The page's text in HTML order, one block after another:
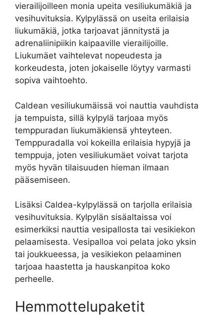
vierailijoilleen monia upeita vesiliukumäkiä ja
vesihuvituksia. Kylpylässä on useita erilaisia
liukumäkiä, jotka tarjoavat jännitystä ja
adrenaliinipiikin kaipaaville vierailijoille.
Liukumäet vaihtelevat nopeudesta ja
korkeudesta, joten jokaiselle löytyy varmasti
sopiva vaihtoehto.
Caldean vesiliukumäissä voi nauttia vauhdista
ja tempuista, sillä kylpylä tarjoaa myös
temppuradan liukumäkiensä yhteyteen.
Temppuradalla voi kokeilla erilaisia hypyjä ja
temppuja, joten vesiliukumäet voivat tarjota
myös hyvän tilaisuuden hieman ilmaan
pääsemiseen.
Lisäksi Caldea-kylpylässä on tarjolla erilaisia
vesihuvituksia. Kylpylän sisäaltaissa voi
esimerkiksi nauttia vesipallosta tai vesikiekon
pelaamisesta. Vesipalloa voi pelata joko yksin
tai joukkueessa, ja vesikiekon pelaaminen
tarjoaa haastetta ja hauskanpitoa koko
perheelle.
Hemmottelupaketit